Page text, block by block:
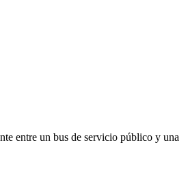
entre un bus de servicio público y una